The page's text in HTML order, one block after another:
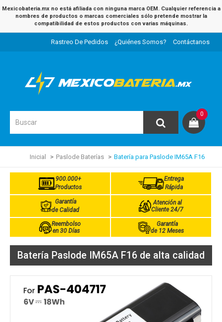
Mexicobateria.mx no está afiliada con ninguna marca OEM. Cualquier referencia a
nombres de productos o marcas comerciales sólo pretende mostrar la
compatibilidad de estos productos con varias máquinas.
Rastreo De Pedidos ¿Quiénes Somos? Contáctanos
0
Inicial Paslode Baterías Batería para Paslode IM65A F16
900.000+
Productos
Entrega
Rápida
Garantía
de Calidad
Atención al
Cliente 24/7
Reembolso
en 30 Días
Garantía
de 12 Meses
Batería Paslode IM65A F16 de alta calidad